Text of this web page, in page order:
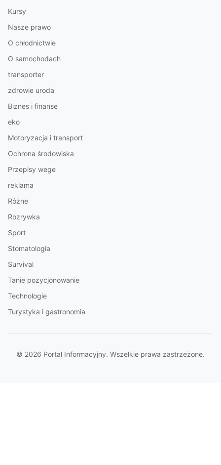
Kursy
Nasze prawo
O chłodnictwie
O samochodach
transporter
zdrowie uroda
Biznes i finanse
eko
Motoryzacja i transport
Ochrona środowiska
Przepisy wege
reklama
Różne
Rozrywka
Sport
Stomatologia
Survival
Tanie pozycjonowanie
Technologie
Turystyka i gastronomia
© 2026 Portal Informacyjny. Wszelkie prawa zastrzeżone.